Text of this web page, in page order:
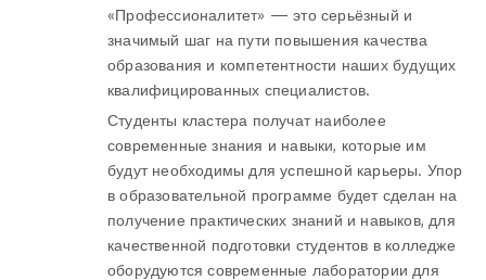
«Профессионалитет» — это серьёзный и
значимый шаг на пути повышения качества
образования и компетентности наших будущих
квалифицированных специалистов.
Студенты кластера получат наиболее
современные знания и навыки, которые им
будут необходимы для успешной карьеры. Упор
в образовательной программе будет сделан на
получение практических знаний и навыков, для
качественной подготовки студентов в колледже
оборудуются современные лаборатории для